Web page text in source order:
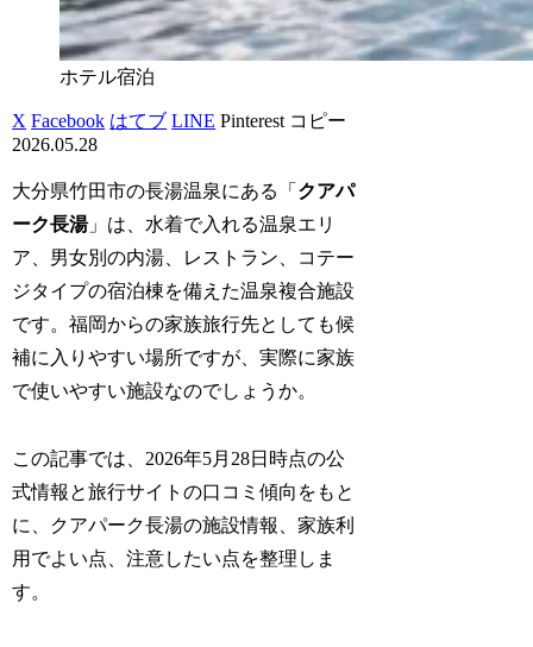
ホテル宿泊
X Facebook はてブ LINE Pinterest コピー
2026.05.28
大分県竹田市の長湯温泉にある「 クアパ
ーク長湯」は、水着で入れる温泉エリ
ア、男女別の内湯、レストラン、コテー
ジタイプの宿泊棟を備えた温泉複合施設
です。福岡からの家族旅行先としても候
補に入りやすい場所ですが、実際に家族
で使いやすい施設なのでしょうか。
この記事では、2026年5月28日時点の公
式情報と旅行サイトの口コミ傾向をもと
に、クアパーク長湯の施設情報、家族利
用でよい点、注意したい点を整理しま
す。